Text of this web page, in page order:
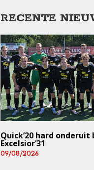
RECENTE
Quick’20 hard onderuit
Excelsior’31
09/08/2026